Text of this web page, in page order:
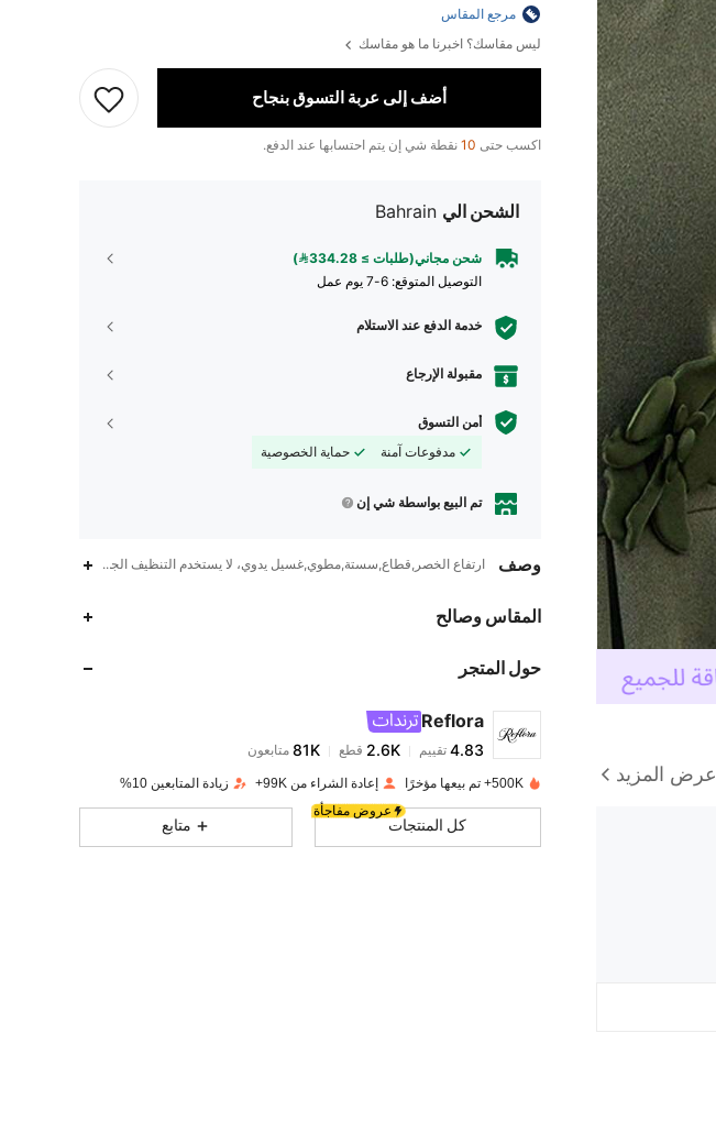
عرض المزيد
مرجع المقاس
ليس مقاسك؟ اخبرنا ما هو مقاسك
أضف إلى عربة التسوق بنجاح
اكسب حتى 10 نقطة شي إن يتم احتسابها عند الدفع.
الشحن الي Bahrain
شحن مجاني(طلبات ≥ 334.28)
التوصيل المتوقع: 6-7 يوم عمل
خدمة الدفع عند الاستلام
مقبولة الإرجاع
أمن التسوق
مدفوعات آمنة
حماية الخصوصية
تم البيع بواسطة شي إن
وصف ارتفاع الخصر,قطاع,سستة,مطوي,غسيل يدوي، لا يستخدم التنظيف الجاف
المقاس وصالح
حول المتجر
Reflora
4.83
4.83 تقييم 2.6K
n***i تم دفع منذ 1 يوم
2.6K
81K
500K+ تم بيعها مؤخرًا إعادة الشراء من 99K+
زيادة المتابعين 10%
عروض مفاجأة
كل المنتجات متابع